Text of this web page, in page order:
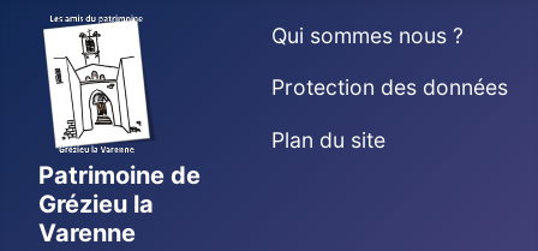
Patrimoine de
Grézieu la
Varenne
Qui sommes nous ?
Protection des données
Plan du site